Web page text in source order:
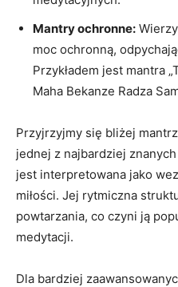
Mantry ochronne:
moc ochronną,
Przykładem jest mantra
Maha‍ Bekanze Radza
Przyjrzyjmy się bliżej
jednej z najbardziej⁢
jest interpretowana jako
miłości. Jej rytmiczna
powtarzania, co⁣ czyni ‍ją
medytacji.
Dla bardziej